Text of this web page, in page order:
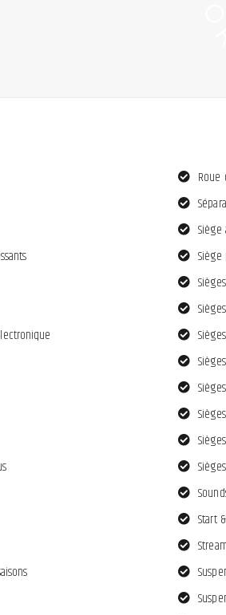
Roue
Start